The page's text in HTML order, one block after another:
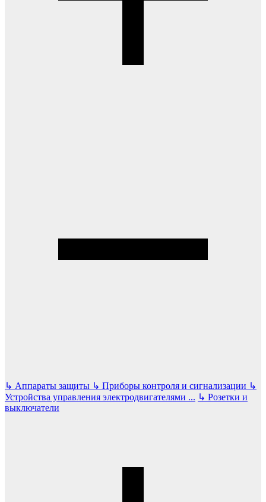
↳ Аппараты защиты ↳ Приборы контроля и сигнализации ↳
Устройства управления электродвигателями ... ↳ Розетки и
выключатели